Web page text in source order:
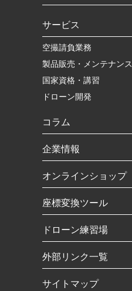
サービス
空撮請負業務
製品販売・メンテナンス
国家資格・講習
ドローン開発
コラム
企業情報
オンラインショップ
座標変換ツール
ドローン練習場
外部リンク一覧
サイトマップ